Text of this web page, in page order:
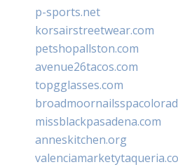
p-sports.net
korsairstreetwear.com
petshopallston.com
avenue26tacos.com
topgglasses.com
missblackpasadena.com
anneskitchen.org